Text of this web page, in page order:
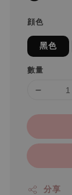
顔色
黑色
數量
分享